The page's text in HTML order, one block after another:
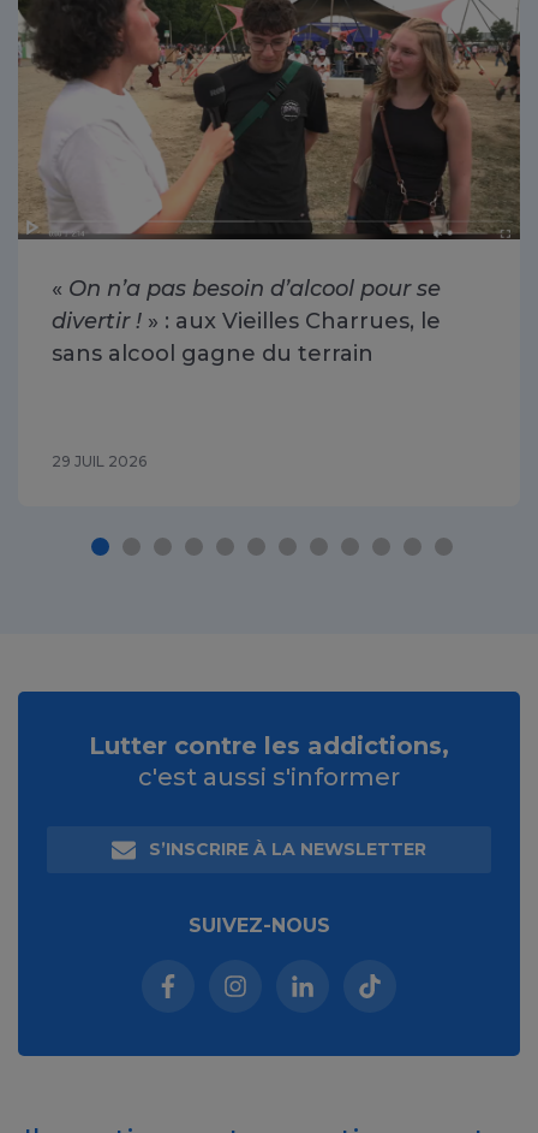
« On n’a pas besoin d’alcool pour se
divertir ! » : aux Vieilles Charrues, le
sans alcool gagne du terrain
29 JUIL 2026
Lutter contre les addictions,
c'est aussi s'informer
S’INSCRIRE À LA NEWSLETTER
SUIVEZ-NOUS
Facebook (nouvelle fenêtre)
Instagram (nouvelle fenêtre)
Linkedin (nouvelle
Tiktok (nouvelle